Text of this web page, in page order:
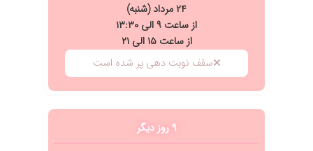
۲۴ مرداد (شنبه)
از ساعت ۹ الی ۱۳:۳۰
از ساعت ۱۵ الی ۲۱
سقف نوبت دهی پر شده است
۹ روز دیگر